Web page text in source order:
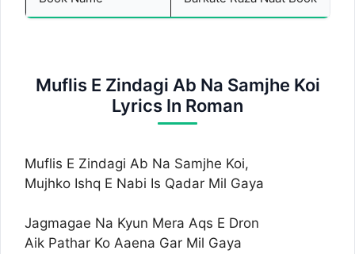
Muflis E Zindagi Ab Na Samjhe Koi
Lyrics In Roman
Muflis E Zindagi Ab Na Samjhe Koi,
Mujhko Ishq E Nabi Is Qadar Mil Gaya
Jagmagae Na Kyun Mera Aqs E Dron
Aik Pathar Ko Aaena Gar Mil Gaya